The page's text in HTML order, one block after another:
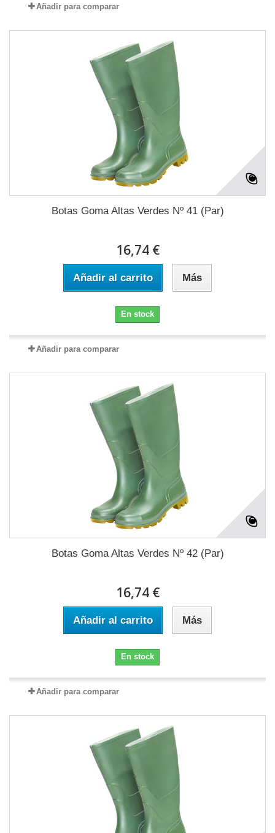
Añadir para comparar
Botas Goma Altas Verdes Nº 41 (Par)
16,74 €
Añadir al carrito Más
En stock
Añadir para comparar
Botas Goma Altas Verdes Nº 42 (Par)
16,74 €
Añadir al carrito Más
En stock
Añadir para comparar